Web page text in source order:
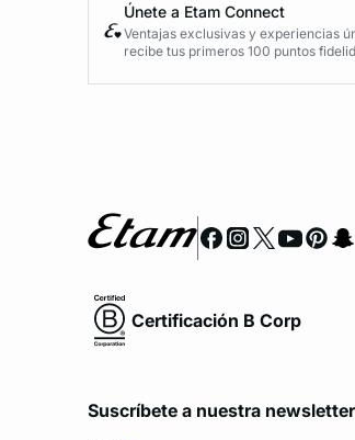
Únete a Etam Connect
Ventajas exclusivas y experiencias
recibe tus primeros 100 puntos
Certificación B Corp
Suscríbete a nuestra newsletter